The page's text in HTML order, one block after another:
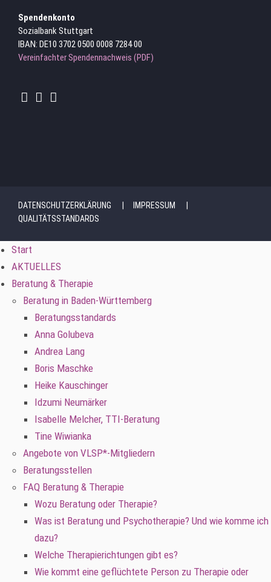
Spendenkonto
Sozialbank Stuttgart
IBAN: DE10 3702 0500 0008 7284 00
Vereinfachter Spendennachweis (PDF)
DATENSCHUTZERKLÄRUNG
IMPRESSUM
QUALITÄTSSTANDARDS
Start
AKTUELLES
Beratung & Therapie
Beratung in Baden-Württemberg
Beratungsstandards
Anna Golubeva
Andrea Lang
Boris Maschke
Heike Kauschinger
Idzumi Neumärker
Isabelle Melcher, TTI-Beratung
Tine Wiwianka
Angebote von VLSP*-Mitgliedern
Beratungsstellen
FAQ Beratung & Therapie
Wozu Beratung oder Therapie?
Was ist Beratung und Psychotherapie? Und wie komme ich
dazu?
Welche Therapierichtungen gibt es?
Wie kommt eine geflüchtete Person zu Therapie oder